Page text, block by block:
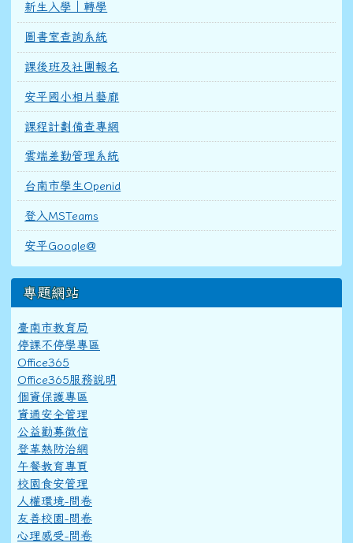
新生入學｜轉學
圖書室查詢系統
課後班及社團報名
安平國小相片藝廊
課程計劃備查專網
雲端差勤管理系統
台南市學生Openid
登入MSTeams
安平Google@
專題網站
臺南市教育局
停課不停學專區
Office365
Office365服務說明
個資保護專區
資通安全管理
公益勸募徵信
登革熱防治網
午餐教育專頁
校園食安管理
人權環境-問卷
友善校園-問卷
心理感受-問卷